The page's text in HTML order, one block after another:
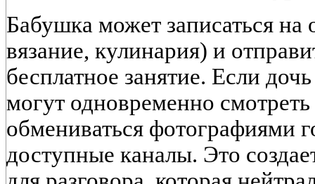
Бабушка может записаться на
вязание, кулинария) и
бесплатное занятие. Если
могут одновременно смотреть
обмениваться фотографиями
доступные каналы. Это